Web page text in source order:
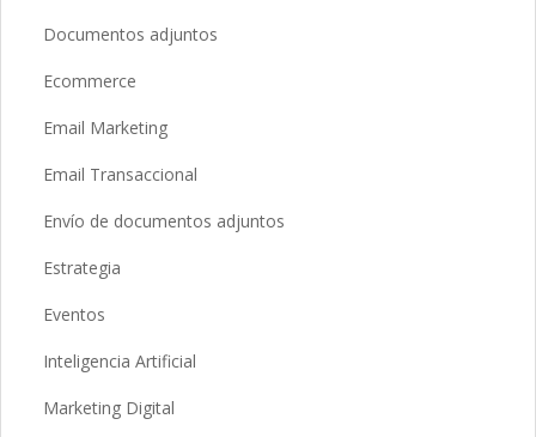
Documentos adjuntos
Ecommerce
Email Marketing
Email Transaccional
Envío de documentos adjuntos
Estrategia
Eventos
Inteligencia Artificial
Marketing Digital